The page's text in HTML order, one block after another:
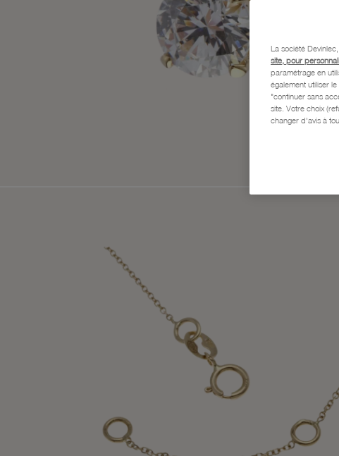
La société
site, pour
paramétrage en
également utiliser
"continuer sans
site. Votre choix
changer d'avis à